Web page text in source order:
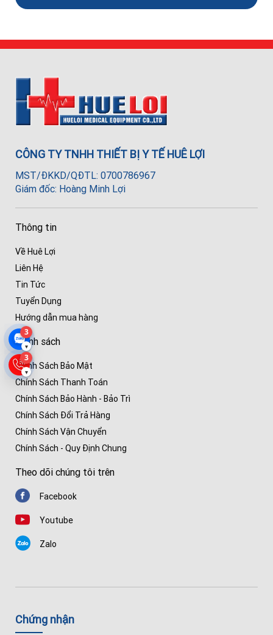
3
▾
3
▾
CÔNG TY TNHH THIẾT BỊ Y TẾ HUÊ LỢI
MST/ĐKKD/QĐTL: 0700786967
Giám đốc: Hoàng Minh Lợi
Thông tin
Về Huê Lợi
Liên Hệ
Tin Tức
Tuyển Dụng
Hướng dẫn mua hàng
Chính sách
Chính Sách Bảo Mật
Chính Sách Thanh Toán
Chính Sách Bảo Hành - Bảo Trì
Chính Sách Đổi Trả Hàng
Chính Sách Vận Chuyển
Chính Sách - Quy Định Chung
Theo dõi chúng tôi trên
Facebook
Youtube
Zalo
Chứng nhận